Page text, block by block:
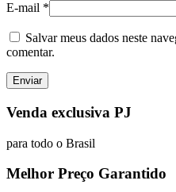
E-mail *
Salvar meus dados neste
comentar.
Venda exclusiva PJ
para todo o Brasil
Melhor Preço Garantido